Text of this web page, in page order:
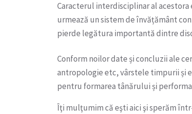
Caracterul interdisciplinar al
urmează un sistem de învățământ
pierde legătura importantă dintre
Conform noilor date și concluzii ale
antropologie etc, vârstele timpurii și
pentru formarea tânărului și
Îţi mulţumim că eşti aici şi sperăm